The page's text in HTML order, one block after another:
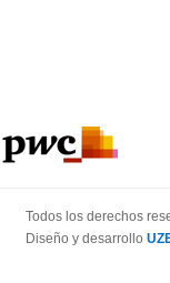
Todos los derechos
Diseño y desarrollo